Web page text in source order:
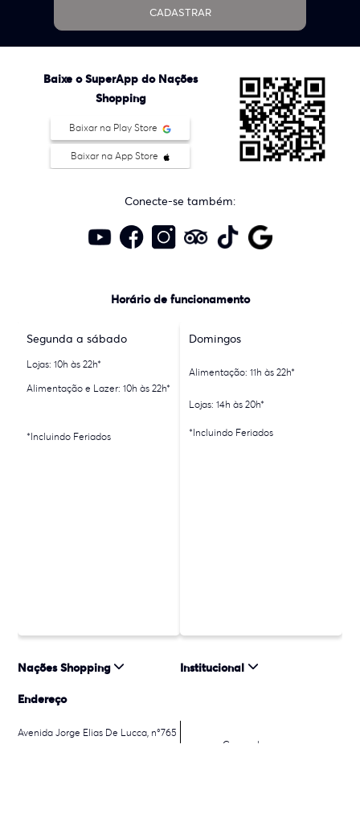
CADASTRAR
Baixe o SuperApp do Nações
Shopping
Baixar na Play Store
Baixar na App Store
Conecte-se também:
Horário de funcionamento
Segunda a sábado
Lojas: 10h às 22h*
Alimentação e Lazer: 10h às 22h*
*Incluindo Feriados
Domingos
Alimentação: 11h às 22h*
Lojas: 14h às 20h*
*Incluindo Feriados
Nações Shopping Institucional
Endereço
Avenida Jorge Elias De Lucca, n°765
Como chegar